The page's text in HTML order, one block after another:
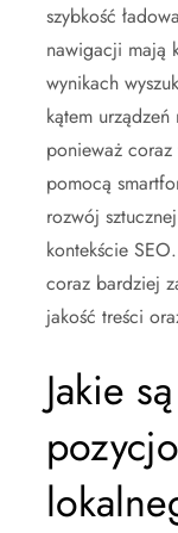
szybkość
nawigacji mają
wynikach
kątem
ponieważ
pomocą
rozwój
kontekście
coraz bardziej
jakość treści
Jakie